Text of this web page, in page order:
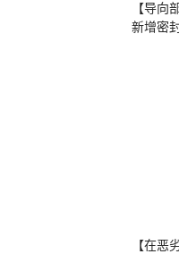
【导向
新增密
【在恶